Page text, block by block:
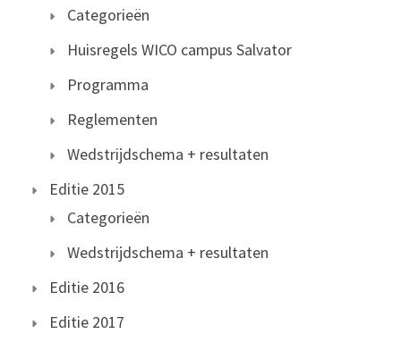
Categorieën
Huisregels WICO campus Salvator
Programma
Reglementen
Wedstrijdschema + resultaten
Editie 2015
Categorieën
Wedstrijdschema + resultaten
Editie 2016
Editie 2017